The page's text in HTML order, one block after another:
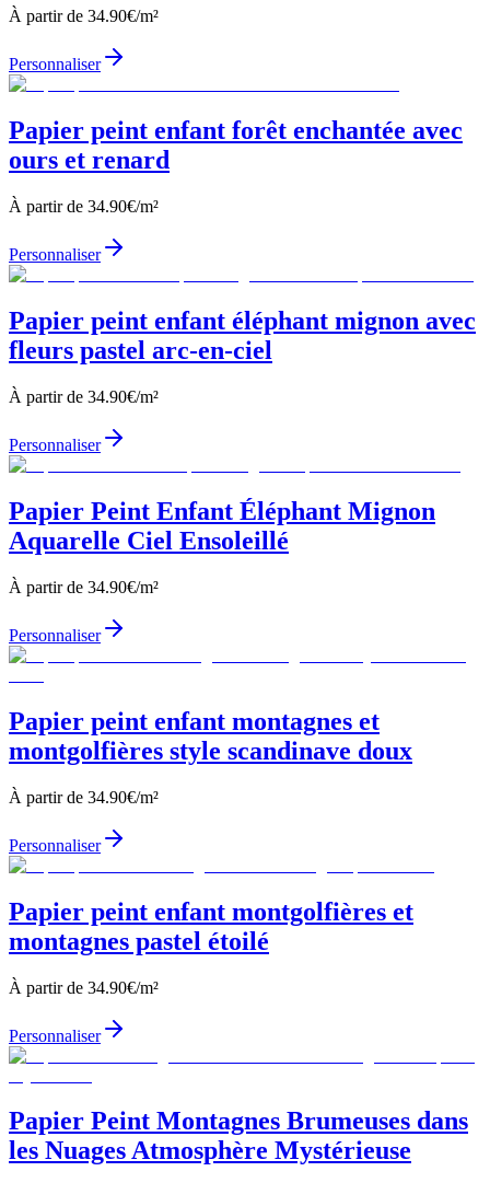
À partir de 34.90€/m²
Personnaliser
Papier peint enfant forêt enchantée avec
ours et renard
À partir de 34.90€/m²
Personnaliser
Papier peint enfant éléphant mignon avec
fleurs pastel arc-en-ciel
À partir de 34.90€/m²
Personnaliser
Papier Peint Enfant Éléphant Mignon
Aquarelle Ciel Ensoleillé
À partir de 34.90€/m²
Personnaliser
Papier peint enfant montagnes et
montgolfières style scandinave doux
À partir de 34.90€/m²
Personnaliser
Papier peint enfant montgolfières et
montagnes pastel étoilé
À partir de 34.90€/m²
Personnaliser
Papier Peint Montagnes Brumeuses dans
les Nuages Atmosphère Mystérieuse